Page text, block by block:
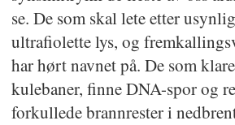
se. De som skal lete etter
ultrafiolette lys, og
har hørt navnet på. De som
kulebaner, finne DNA-spor og
forkullede brannrester i